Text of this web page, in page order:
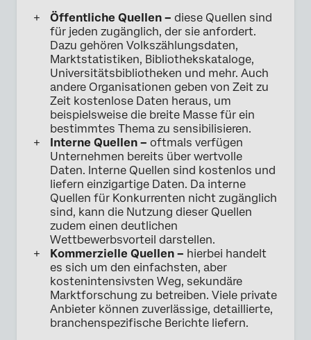
Öffentliche Quellen – diese Quellen sind
für jeden zugänglich, der sie anfordert.
Dazu gehören Volkszählungsdaten,
Marktstatistiken, Bibliothekskataloge,
Universitätsbibliotheken und mehr. Auch
andere Organisationen geben von Zeit zu
Zeit kostenlose Daten heraus, um
beispielsweise die breite Masse für ein
bestimmtes Thema zu sensibilisieren.
Interne Quellen – oftmals verfügen
Unternehmen bereits über wertvolle
Daten. Interne Quellen sind kostenlos und
liefern einzigartige Daten. Da interne
Quellen für Konkurrenten nicht zugänglich
sind, kann die Nutzung dieser Quellen
zudem einen deutlichen
Wettbewerbsvorteil darstellen.
Kommerzielle Quellen – hierbei handelt
es sich um den einfachsten, aber
kostenintensivsten Weg, sekundäre
Marktforschung zu betreiben. Viele private
Anbieter können zuverlässige, detaillierte,
branchenspezifische Berichte liefern.